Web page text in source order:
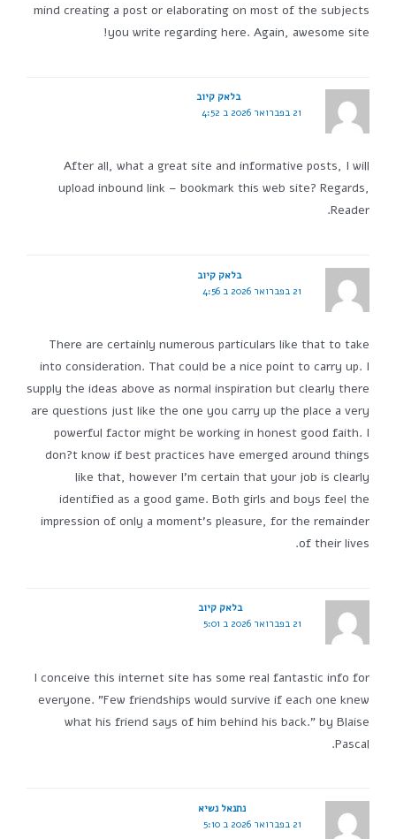
mind creating a post or elaborating on most of the subjects
you write regarding here. Again, awesome site!
בלאק קיוב
21 בפברואר 2026 ב 4:52
After all, what a great site and informative posts, I will
upload inbound link – bookmark this web site? Regards,
Reader.
בלאק קיוב
21 בפברואר 2026 ב 4:56
There are certainly numerous particulars like that to take
into consideration. That could be a nice point to carry up. I
supply the ideas above as normal inspiration but clearly there
are questions just like the one you carry up the place a very
powerful factor might be working in honest good faith. I
don?t know if best practices have emerged around things
like that, however I'm certain that your job is clearly
identified as a good game. Both girls and boys feel the
impression of only a moment's pleasure, for the remainder
of their lives.
בלאק קיוב
21 בפברואר 2026 ב 5:01
I conceive this internet site has some real fantastic info for
everyone. "Few friendships would survive if each one knew
what his friend says of him behind his back." by Blaise
Pascal.
נתנאל נשיא
21 בפברואר 2026 ב 5:10